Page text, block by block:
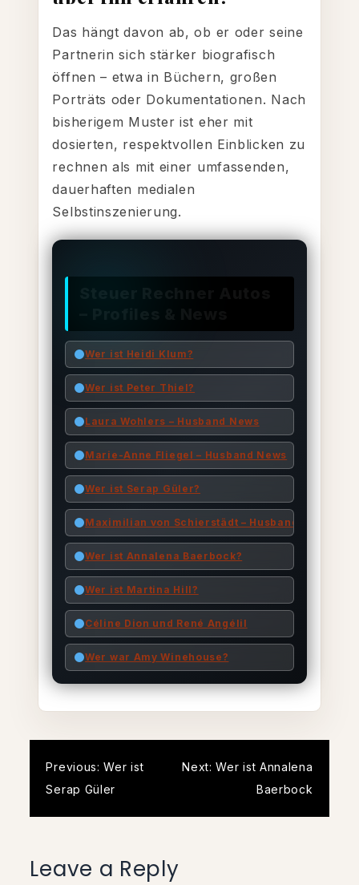
Das hängt davon ab, ob er oder seine
Partnerin sich stärker biografisch
öffnen – etwa in Büchern, großen
Porträts oder Dokumentationen. Nach
bisherigem Muster ist eher mit
dosierten, respektvollen Einblicken zu
rechnen als mit einer umfassenden,
dauerhaften medialen
Selbstinszenierung.
Wer ist Heidi Klum?
Wer ist Peter Thiel?
Laura Wohlers – Husband News
Marie-Anne Fliegel – Husband News
Wer ist Serap Güler?
Maximilian von Schierstädt – Husband
Wer ist Annalena Baerbock?
Wer ist Martina Hill?
Céline Dion und René Angélil
Wer war Amy Winehouse?
Post
navigation
Previous: Wer ist
Serap Güler
Next: Wer ist Annalena
Baerbock
Leave a Reply